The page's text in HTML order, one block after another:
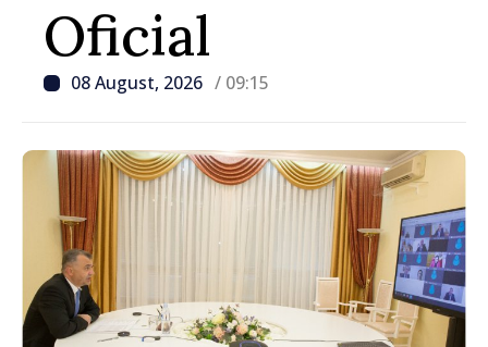
Oficial
08 August, 2026 / 09:15